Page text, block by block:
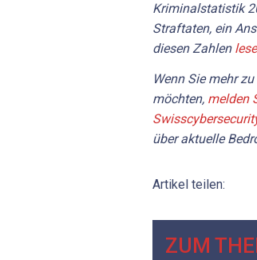
Kriminalstatistik
Straftaten, ein
diesen Zahlen
Wenn Sie mehr
möchten, melden
über aktuelle
Artikel teilen:
ZUM